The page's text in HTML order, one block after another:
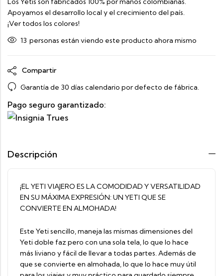
Apoyamos el desarrollo local y el crecimiento del país.
¡Ver todos los colores!
13 personas están viendo este producto ahora mismo
Compartir
Garantía de 30 días calendario por defecto de fábrica.
Pago seguro garantizado:
Descripción
¡EL YETI VIAJERO ES LA COMODIDAD Y VERSATILIDAD
EN SU MÁXIMA EXPRESIÓN: UN YETI QUE SE
CONVIERTE EN ALMOHADA!
Este Yeti sencillo, maneja las mismas dimensiones del
Yeti doble faz pero con una sola tela, lo que lo hace
más liviano y fácil de llevar a todas partes. Además de
que se convierte en almohada, lo que lo hace muy útil